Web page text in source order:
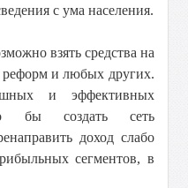
с ума населения.
взять средства на
реформ и любых других.
и эффективных
бы создать сеть
доход слабо
сегментов, в